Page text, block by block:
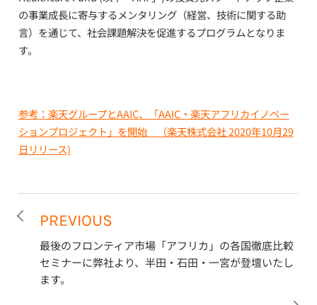
の事業成長に寄与するメンタリング（経営、技術に関する助
言）を通じて、社会課題解決を促進するプログラムとなりま
す。
参考：楽天グループとAAIC、「AAIC・楽天アフリカイノベー
ションプロジェクト」を開始 （楽天株式会社 2020年10月29
日リリース)
PREVIOUS
最後のフロンティア市場「アフリカ」の各国徹底比較
セミナーに弊社より、半田・石田・一宮が登壇いたし
ます。